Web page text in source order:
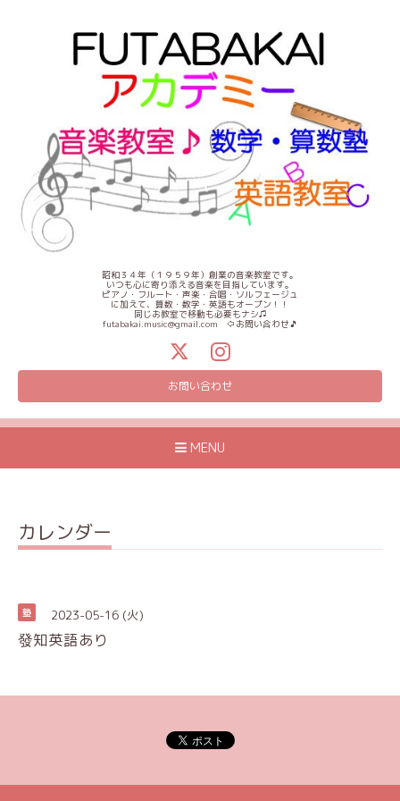
昭和３４年（１９５９年）創業の音楽教室です。
いつも心に寄り添える音楽を目指しています。
ピアノ・フルート・声楽・合唱・ソルフェージュ
に加えて、算数・数学・英語もオープン！！
同じお教室で移動も必要もナシ♫
futabakai.music@gmail.com ⇦お問い合わせ🎵
お問い合わせ
MENU
カレンダー
塾 2023-05-16 (火)
發知英語あり